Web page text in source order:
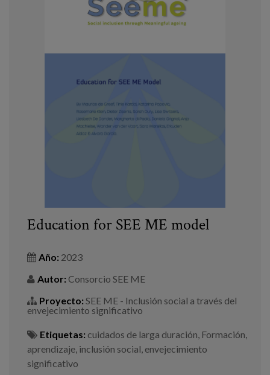
Education for SEE ME model
Año: 2023
Autor: Consorcio SEE ME
Proyecto: SEE ME - Inclusión social a través del
envejecimiento significativo
Etiquetas: cuidados de larga duración, Formación,
aprendizaje, inclusión social, envejecimiento
significativo